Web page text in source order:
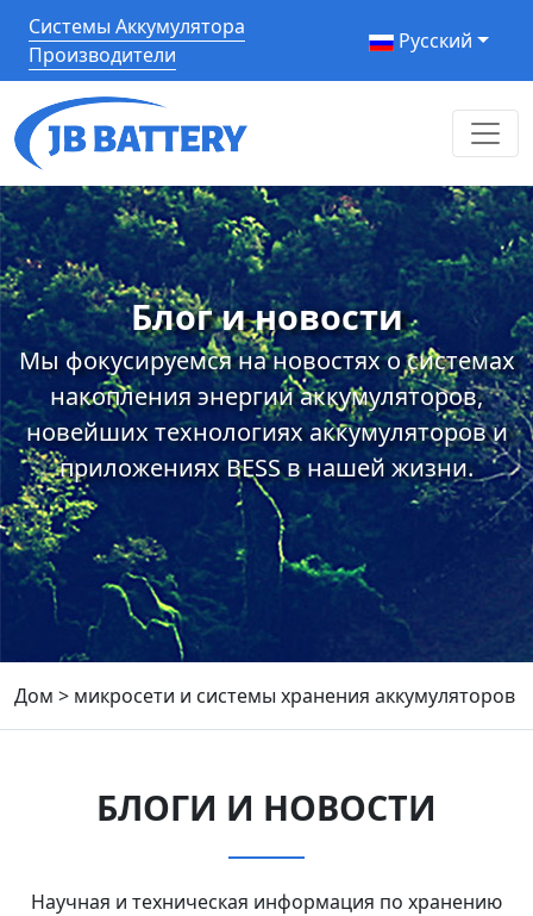
Системы Аккумулятора
Производители
Pусский
Блог и новости
Мы фокусируемся на новостях о системах
накопления энергии аккумуляторов,
новейших технологиях аккумуляторов и
приложениях BESS в нашей жизни.
Дом > микросети и системы хранения аккумуляторов
БЛОГИ И НОВОСТИ
Научная и техническая информация по хранению